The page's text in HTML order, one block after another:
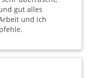
gut alles
und ich